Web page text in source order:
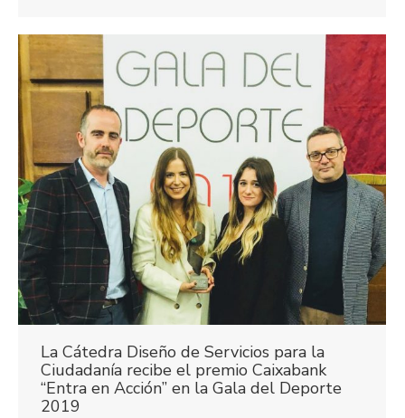
La Cátedra Diseño de Servicios para la
Ciudadanía recibe el premio Caixabank
“Entra en Acción” en la Gala del Deporte
2019